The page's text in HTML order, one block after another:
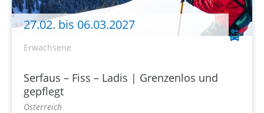
27.02. bis 06.03.2027
Erwachsene
Serfaus – Fiss – Ladis | Grenzenlos und
gepflegt
Österreich